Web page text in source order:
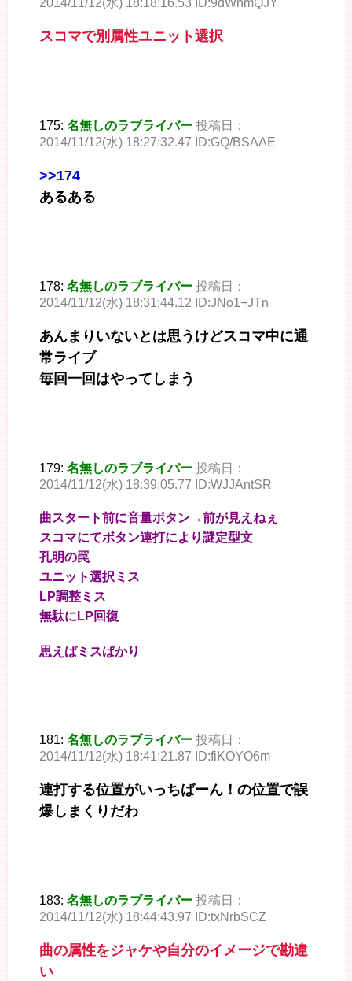
2014/11/12(水) 18:18:16.53 ID:9dWnmQJY
スコマで別属性ユニット選択
175: 名無しのラブライバー 投稿日：
2014/11/12(水) 18:27:32.47 ID:GQ/BSAAE
>>174
あるある
178: 名無しのラブライバー 投稿日：
2014/11/12(水) 18:31:44.12 ID:JNo1+JTn
あんまりいないとは思うけどスコマ中に通
常ライブ
毎回一回はやってしまう
179: 名無しのラブライバー 投稿日：
2014/11/12(水) 18:39:05.77 ID:WJJAntSR
曲スタート前に音量ボタン→前が見えねぇ
スコマにてボタン連打により謎定型文
孔明の罠
ユニット選択ミス
LP調整ミス
無駄にLP回復
思えばミスばかり
181: 名無しのラブライバー 投稿日：
2014/11/12(水) 18:41:21.87 ID:fiKOYO6m
連打する位置がいっちばーん！の位置で誤
爆しまくりだわ
183: 名無しのラブライバー 投稿日：
2014/11/12(水) 18:44:43.97 ID:txNrbSCZ
曲の属性をジャケや自分のイメージで勘違
い